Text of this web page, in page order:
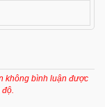
không bình luận được